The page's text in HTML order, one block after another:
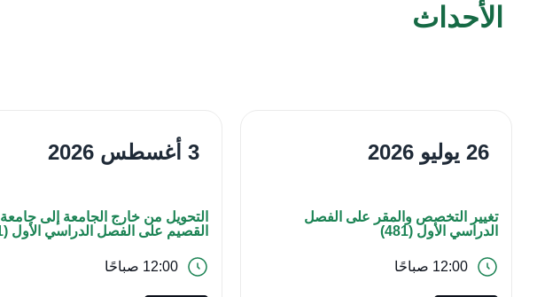
الأحداث
26 يوليو 2026
تغيير التخصص والمقر على الفصل
الدراسي الأول (481)
12:00 صباحًا
3 أغسطس 2026
التحويل من خارج الجامعة إلى جامعة
القصيم على الفصل الدراسي الأول (481)
12:00 صباحًا